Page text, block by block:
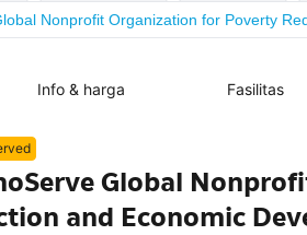
Nonprofit Organization for Poverty
Info & harga Fasilitas
Global
and Economic